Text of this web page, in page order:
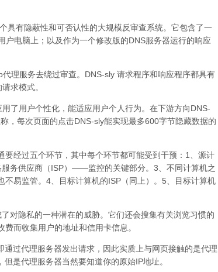
具有隐蔽性和可否认性的大规模反审查系统。它包含了一
电脑上；以及作为一个修改版的DNS服务器运行的响应
理服务去绕过审查。DNS-sly 请求程序和响应程序都具有
求模式。
了用户个性化，能适应用户个人行为。在下游方向DNS-
，每次页面的点击DNS-sly能实现最多600字节隐藏数据的
要经过五个环节，其中每个环节都可能受到干预：1、源计
务供应商（ISP）——监控的关键部分。3、不同计算机之
易监管。4、目标计算机的ISP（同上）。5、目标计算机
对隐私的一种潜在的威胁。它们还会搜集有关浏览习惯的
而收集用户的地址和信用卡信息。
过代理服务器发出请求，因此实质上与网页接触的是代理
但是代理服务器当然要知道你的原始IP地址。